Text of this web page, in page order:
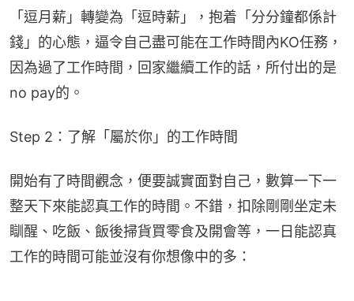
「逗月薪」轉變為「逗時薪」，抱着「分分鐘都係計
錢」的心態，逼令自己盡可能在工作時間內KO任務，
因為過了工作時間，回家繼續工作的話，所付出的是
no pay的。
Step 2：了解「屬於你」的工作時間
開始有了時間觀念，便要誠實面對自己，數算一下一
整天下來能認真工作的時間。不錯，扣除剛剛坐定未
瞓醒、吃飯、飯後掃貨買零食及開會等，一日能認真
工作的時間可能並沒有你想像中的多：